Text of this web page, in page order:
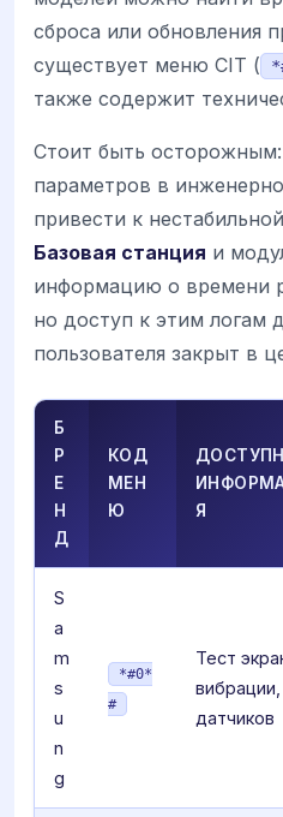
сброса или обновления
существует меню CIT (
также содержит
Стоит быть
параметров в
привести к
Базовая станция и
информацию о времени
но доступ к этим логам
пользователя закрыт в
Б
Р
Е
Н
Д
КОД
МЕН
Ю
Я
S
a
m
s
u
n
g
*#0*
#
Тест
вибрации,
датчиков